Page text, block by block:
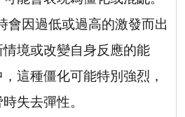
會因過低或過高的激發而出
境或改變自身反應的能
這種僵化可能特別強烈，
失去彈性。